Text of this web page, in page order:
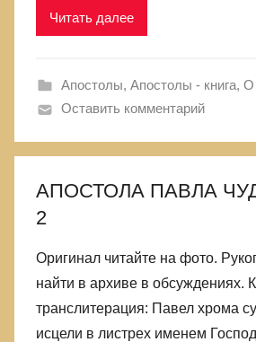
Читать далее
Апостолы, Апостолы - книга, О
Оставить комментарий
АПОСТОЛА ПАВЛА
2
Оригинал читайте на фото.
найти в архиве в обсуждениях.
транслитерация: Павел хрома
исцели в листрех именем